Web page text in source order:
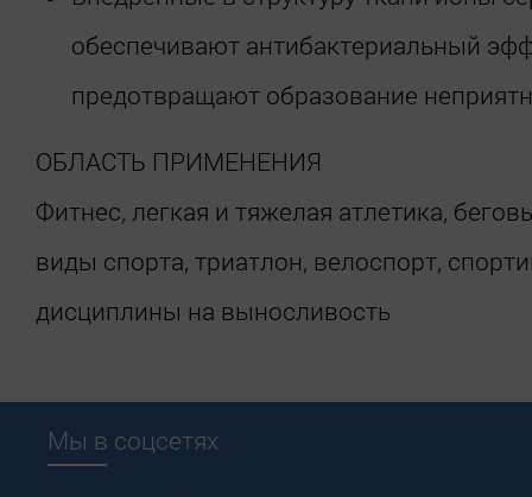
обеспечивают антибактериальный
предотвращают образование
ОБЛАСТЬ ПРИМЕНЕНИЯ
Фитнес, легкая и тяжелая атлетика,
виды спорта, триатлон, велоспорт,
дисциплины на выносливость
Мы в соцсетях